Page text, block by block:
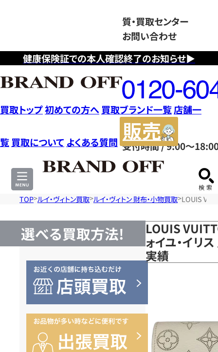
健康保険証での本人確認終了のお知らせ▶
質・買取センター
お問い合わせ
フ
リ
ー
ダ
イ
ヤ
ル
0120604117
受付時間 / 9:00～
買取トップ初めての方へ 買取ブランド一覧店舗一
覧 買取について よくある質問
サ
TOP ルイ・ヴィトン買取 ルイ・ヴィトン 財布・小物買取 LOUIS
選べる買取方法!
LOUIS
ォイユ・イリ
実績